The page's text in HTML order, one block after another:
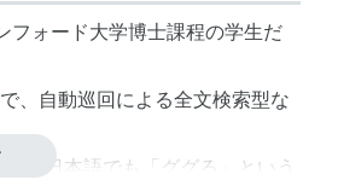
フォード大学博士課程の学生だ
、自動巡回による全文検索型な
。日本語でも「 ググる
」という